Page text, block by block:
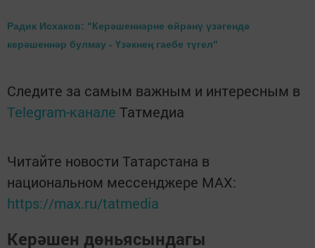
Радик Исхаков: "Керәшеннәрне өйрәнү үзәгендә
керәшеннәр булмау - Үзәкнең гаебе түгел"
Следите за самым важным и интересным в
Telegram-канале Татмедиа
Читайте новости Татарстана в
национальном мессенджере MАХ:
https://max.ru/tatmedia
Керәшен дөньясындагы